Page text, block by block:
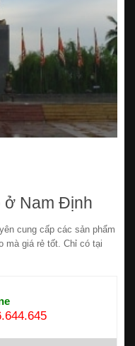
ở Nam Định
cung cấp các sản phẩm
mà giá rẻ tốt. Chỉ có tại